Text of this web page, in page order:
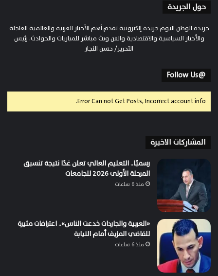
حول الجريدة
جريدة الوطن اليوم جريدة إلكترونية تقدم أهم الأخبار العربية والعالمية العاجلة
والأخبار السياسية والاقتصادية والفن وبث مباشر للمباريات والحوادث. رئيس
التحرير/ حسن النجار
@Follow Us
Error Can not Get Posts, Incorrect account info.
المشاركات الاخيرة
رسميًا.. التعليم العالي تعلن غدًا نتيجة تنسيق
المرحلة الأولى 2026 للجامعات
منذ 6 ساعات
«العربية والجاردات خدعت الناس».. اعترافات مثيرة
للقاضي المزيف أمام النيابة
منذ 6 ساعات